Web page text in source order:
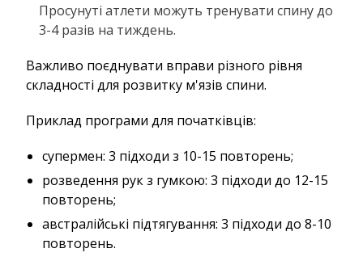
Просунуті атлети можуть тренувати спину до
3-4 разів на тиждень.
Важливо поєднувати вправи різного рівня
складності для розвитку м'язів спини.
Приклад програми для початківців:
супермен: 3 підходи з 10-15 повторень;
розведення рук з гумкою: 3 підходи до 12-15
повторень;
австралійські підтягування: 3 підходи до 8-10
повторень.